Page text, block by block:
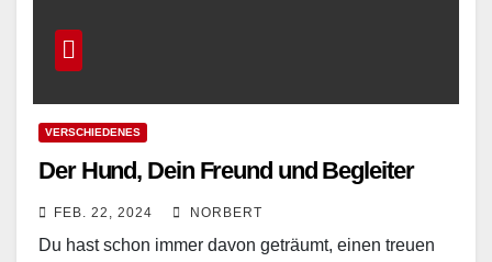
VERSCHIEDENES
Der Hund, Dein Freund und Begleiter
FEB. 22, 2024 NORBERT
Du hast schon immer davon geträumt, einen treuen